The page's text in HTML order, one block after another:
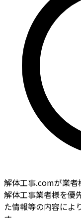
解体工事.comが業者
解体工事業者様を優
た情報等の内容によ